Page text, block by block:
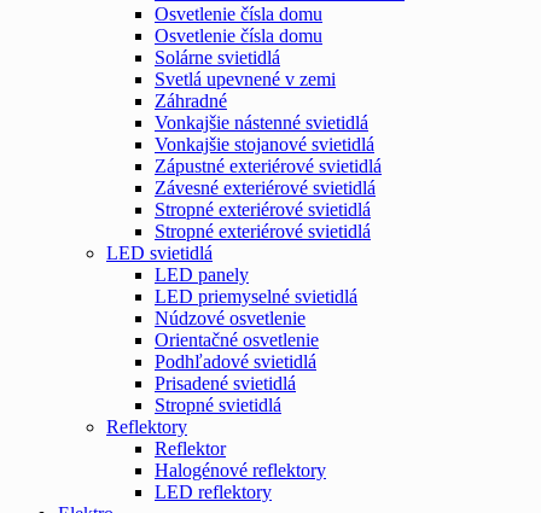
Osvetlenie čísla domu
Osvetlenie čísla domu
Solárne svietidlá
Svetlá upevnené v zemi
Záhradné
Vonkajšie nástenné svietidlá
Vonkajšie stojanové svietidlá
Zápustné exteriérové svietidlá
Závesné exteriérové svietidlá
Stropné exteriérové svietidlá
Stropné exteriérové svietidlá
LED svietidlá
LED panely
LED priemyselné svietidlá
Núdzové osvetlenie
Orientačné osvetlenie
Podhľadové svietidlá
Prisadené svietidlá
Stropné svietidlá
Reflektory
Reflektor
Halogénové reflektory
LED reflektory